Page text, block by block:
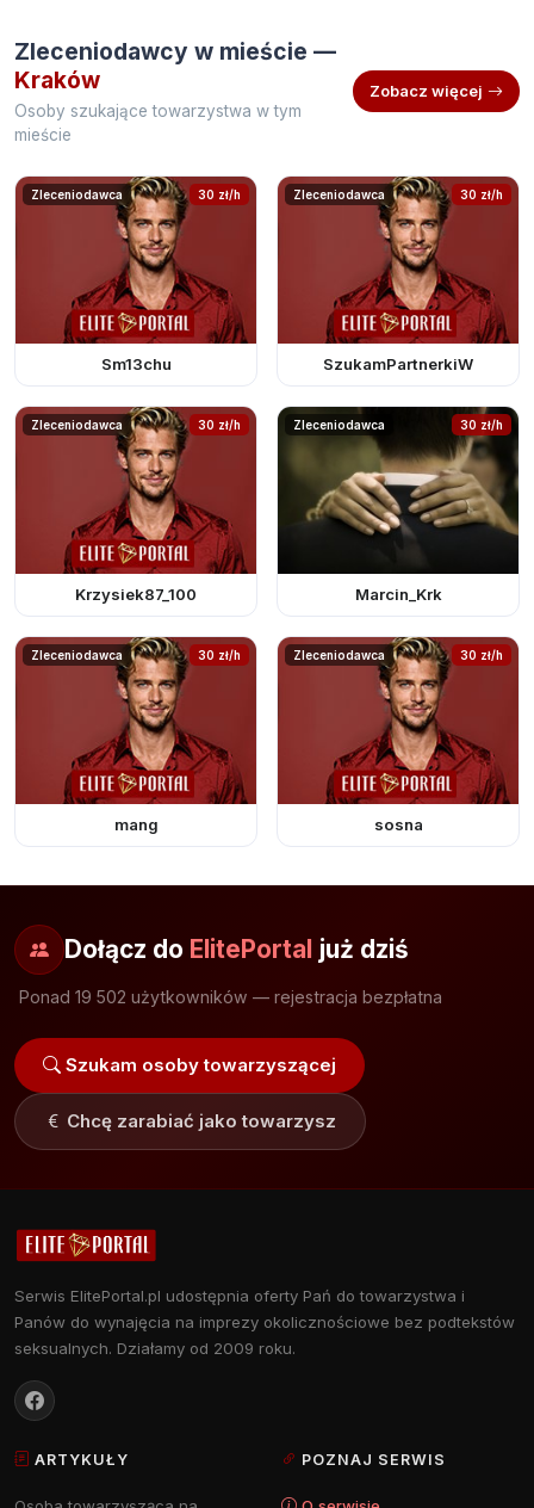
Zleceniodawcy w mieście —
Kraków
Osoby szukające towarzystwa w tym
mieście
Zobacz więcej
Zleceniodawca 30 zł/h
Sm13chu
Zleceniodawca 30 zł/h
SzukamPartnerkiW
Zleceniodawca 30 zł/h
Krzysiek87_100
Zleceniodawca 30 zł/h
Marcin_Krk
Zleceniodawca 30 zł/h
mang
Zleceniodawca 30 zł/h
sosna
Dołącz do ElitePortal już dziś
Ponad 19 502 użytkowników — rejestracja bezpłatna
Szukam osoby towarzyszącej
Chcę zarabiać jako towarzysz
Serwis ElitePortal.pl udostępnia oferty Pań do towarzystwa i
Panów do wynajęcia na imprezy okolicznościowe bez podtekstów
seksualnych. Działamy od 2009 roku.
ARTYKUŁY POZNAJ SERWIS